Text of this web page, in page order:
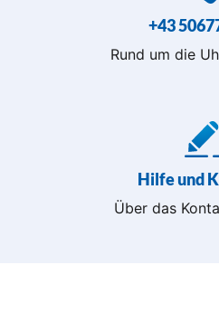
+43
Rund um die
Hilfe und
Über das